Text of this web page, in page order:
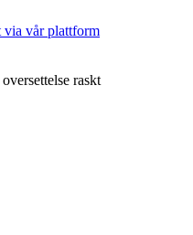
via vår plattform
raskt